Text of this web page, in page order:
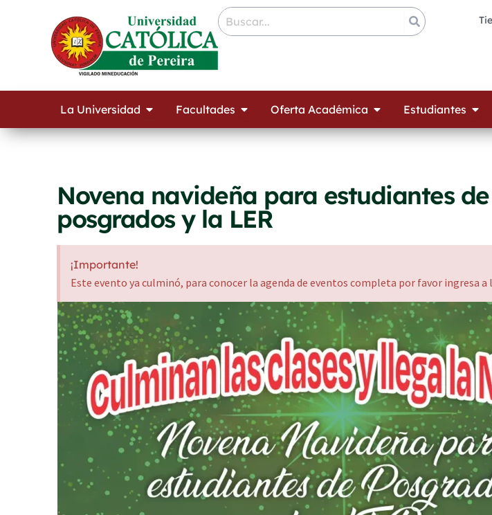
La Universidad Open La Universidad
Facultades Open Facultades
Oferta Académica Open Oferta
Estudiantes
Novena navideña para estudiantes de
posgrados y la LER
¡Importante!
Este evento ya culminó, para conocer la agenda de eventos completa por favor ingresa a